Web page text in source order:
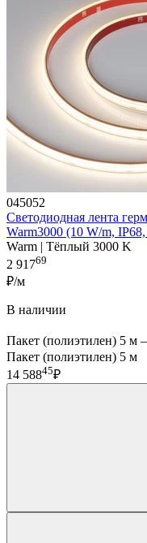
045052
Светодиодная лента
Warm3000 (10 W/m,
Warm | Тёплый 3000 K
2 91769
₽/м
В наличии
Пакет (полиэтилен) 5 м
Пакет (полиэтилен) 5 м
14 58845₽